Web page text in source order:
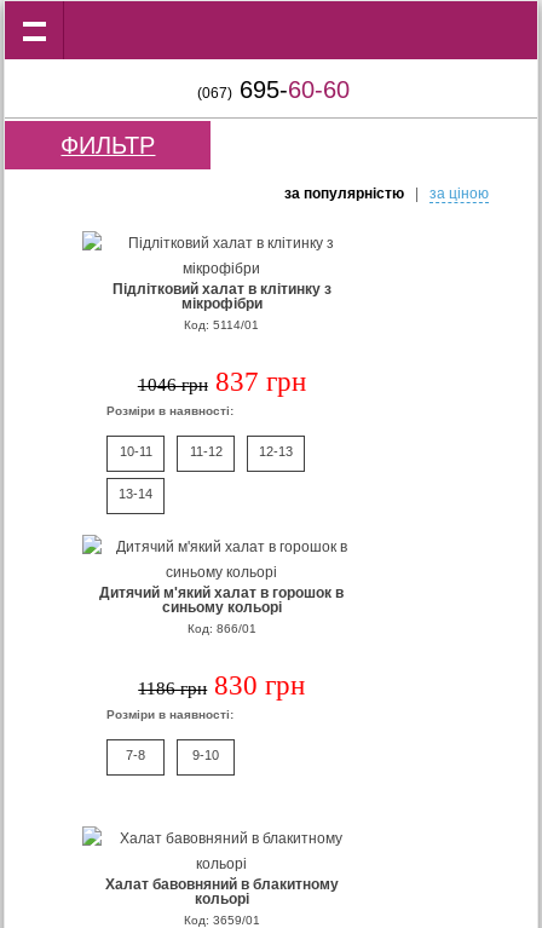
(067) 695-60-60
ФИЛЬТР
за популярнiстю| за цiною
Підлітковий халат в клітинку з
мікрофібри
Код: 5114/01
1046 грн 837 грн
Розміри в наявності:
10-11 11-12 12-13
13-14
Дитячий м'який халат в горошок в
синьому кольорі
Код: 866/01
1186 грн 830 грн
Розміри в наявності:
7-8 9-10
Халат бавовняний в блакитному
кольорі
Код: 3659/01